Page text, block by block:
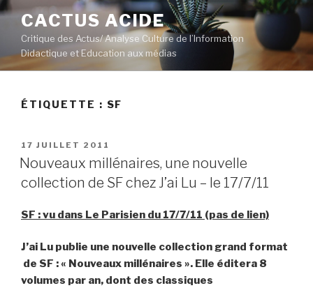
Aller
contenu
principal
CACTUS ACIDE
Critique des Actus/ Analyse Culture de l’Information
Didactique et Education aux médias
ÉTIQUETTE : SF
PUBLIÉ
LE
17 JUILLET 2011
Nouveaux millénaires, une nouvelle
collection de SF chez J’ai Lu – le 17/7/11
SF : vu dans Le Parisien du 17/7/11 (pas de lien)
J’ai Lu publie une nouvelle collection grand format
de SF : « Nouveaux millénaires ». Elle éditera 8
volumes par an, dont des classiques